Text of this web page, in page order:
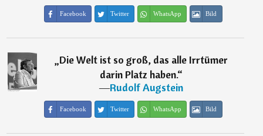
Facebook Twitter WhatsApp Bild
„Die Welt ist so groß, das alle Irrtümer
darin Platz haben.“
―Rudolf Augstein
Facebook Twitter WhatsApp Bild